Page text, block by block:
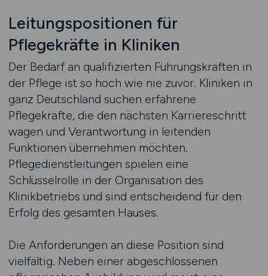
Leitungspositionen für
Pflegekräfte in Kliniken
Der Bedarf an qualifizierten Führungskräften in
der Pflege ist so hoch wie nie zuvor. Kliniken in
ganz Deutschland suchen erfahrene
Pflegekräfte, die den nächsten Karriereschritt
wagen und Verantwortung in leitenden
Funktionen übernehmen möchten.
Pflegedienstleitungen spielen eine
Schlüsselrolle in der Organisation des
Klinikbetriebs und sind entscheidend für den
Erfolg des gesamten Hauses.
Die Anforderungen an diese Position sind
vielfältig. Neben einer abgeschlossenen